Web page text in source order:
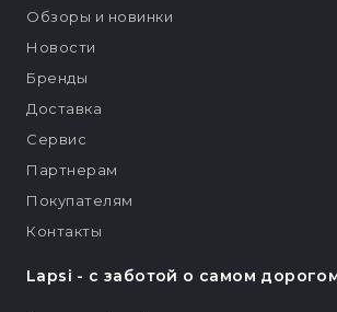
Lapsi - c заботой о самом
Обзоры и новинки
Новости
Бренды
Доставка
Сервис
Партнерам
Покупателям
Контакты